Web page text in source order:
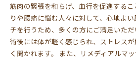
筋肉の緊張を和らげ、血行を促進する
りや腰痛に悩む人々に対して、心地よ
チを行うため、多くの方にご満足いた
術後には体が軽く感じられ、ストレス
く聞かれます。 また、リメディアルマ